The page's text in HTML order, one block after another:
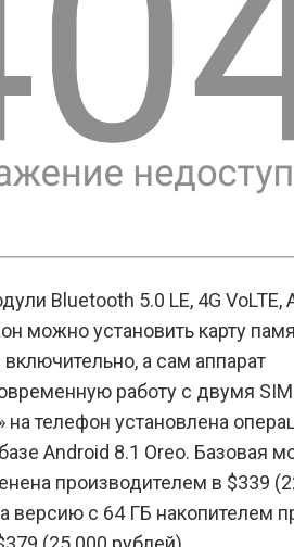
Bluetooth 5.0 LE, 4G VoLTE,
можно установить карту
а сам аппарат
работу с двумя
на телефон установлена
Android 8.1 Oreo. Базовая
производителем в $339
версию с 64 ГБ накопителем